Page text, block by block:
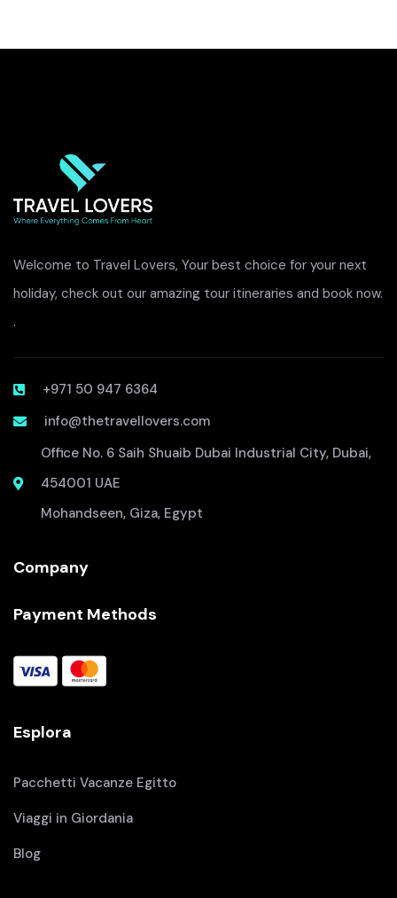
Welcome to Travel Lovers, Your best choice for your next
holiday, check out our amazing tour itineraries and book now.
.
+971 50 947 6364
info@thetravellovers.com
Office No. 6 Saih Shuaib Dubai Industrial City, Dubai,
454001 UAE
Mohandseen, Giza, Egypt
Company
Payment Methods
Esplora
Pacchetti Vacanze Egitto
Viaggi in Giordania
Blog